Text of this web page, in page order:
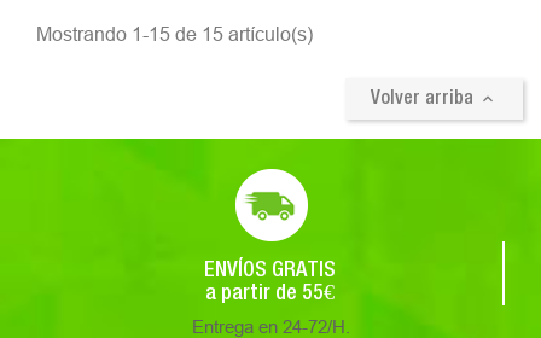
Mostrando 1-15 de 15 artículo(s)
Volver arriba 
ENVÍOS GRATIS
a partir de 55€
Entrega en 24-72/H.